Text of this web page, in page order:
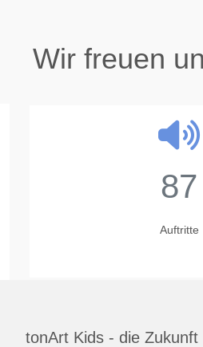
Wir freuen
87
Auftritte
tonArt Kids - die Zukunft